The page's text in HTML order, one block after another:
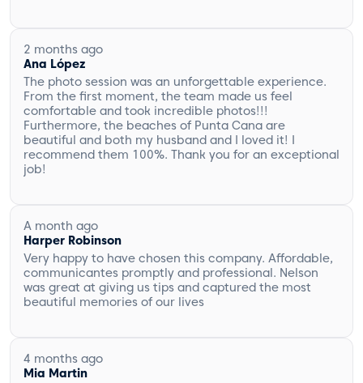
very much. Really very happy? with the whole
experience and product. Keep up the good work,
really amazing and best of all, really nice and
hospitable people.
2 months ago
Ana López
The photo session was an unforgettable experience.
From the first moment, the team made us feel
comfortable and took incredible photos!!!
Furthermore, the beaches of Punta Cana are
beautiful and both my husband and I loved it! I
recommend them 100%. Thank you for an exceptional
job!
A month ago
Harper Robinson
Very happy to have chosen this company. Affordable,
communicantes promptly and professional. Nelson
was great at giving us tips and captured the most
beautiful memories of our lives
4 months ago
Mia Martin